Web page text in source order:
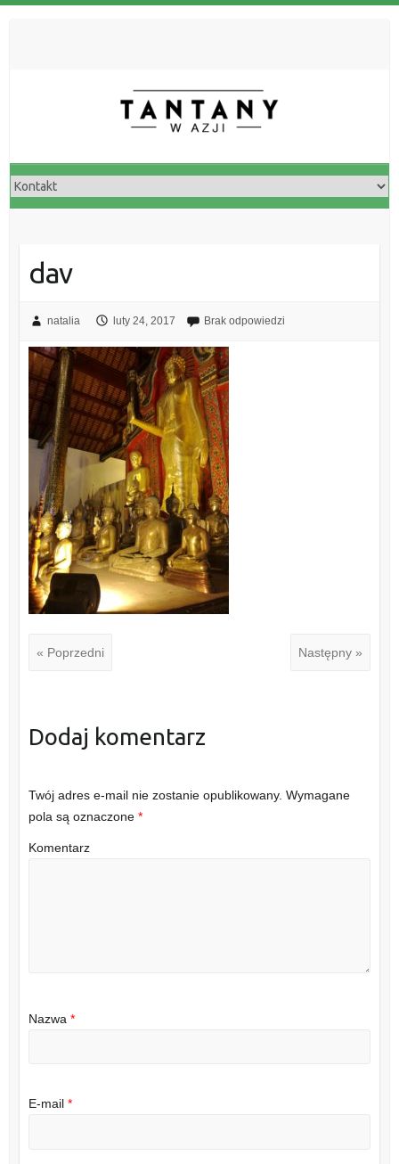
dav
natalia luty 24, 2017 Brak odpowiedzi
« Poprzedni Następny »
Dodaj komentarz
Twój adres e-mail nie zostanie opublikowany. Wymagane
pola są oznaczone *
Komentarz
Nazwa *
E-mail *